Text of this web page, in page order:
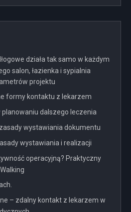
działa tak samo w każdym
salon, łazienka i sypialnia
projektu
formy kontaktu z lekarzem
planowaniu dalszego leczenia
wystawiania dokumentu
wystawiania i realizacji
operacyjną? Praktyczny
– zdalny kontakt z lekarzem w